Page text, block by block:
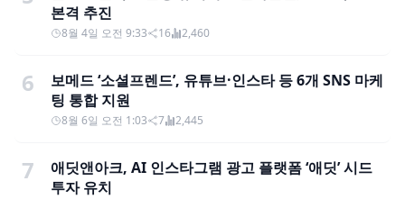
본격 추진
8월 4일 오전 9:33 16 2,460
6
보메드 ‘소셜프렌드’, 유튜브·인스타 등 6개 SNS 마케
팅 통합 지원
8월 6일 오전 1:03 7 2,445
7
애딧앤아크, AI 인스타그램 광고 플랫폼 ‘애딧’ 시드
투자 유치